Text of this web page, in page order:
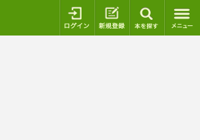
ログイン 新規登録